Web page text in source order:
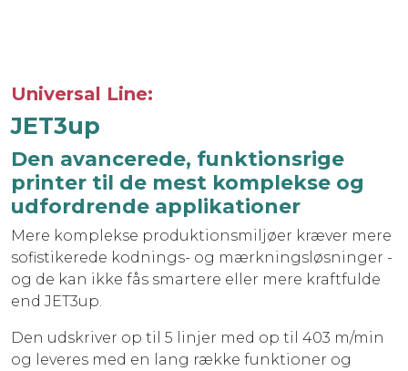
Universal Line:
JET3up
Den avancerede, funktionsrige
printer til de mest komplekse og
udfordrende applikationer
Mere komplekse produktionsmiljøer kræver mere
sofistikerede kodnings- og mærkningsløsninger -
og de kan ikke fås smartere eller mere kraftfulde
end JET3up.
Den udskriver op til 5 linjer med op til 403 m/min
og leveres med en lang række funktioner og